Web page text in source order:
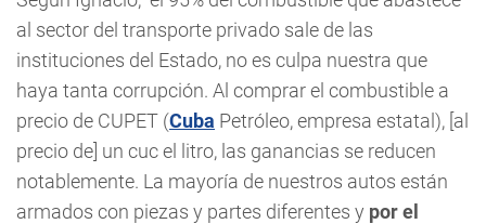
al sector del transporte privado sale de las
instituciones del Estado, no es culpa nuestra que
haya tanta corrupción. Al comprar el combustible a
precio de CUPET (Cuba Petróleo, empresa estatal), [al
precio de] un cuc el litro, las ganancias se reducen
notablemente. La mayoría de nuestros autos están
armados con piezas y partes diferentes y por el